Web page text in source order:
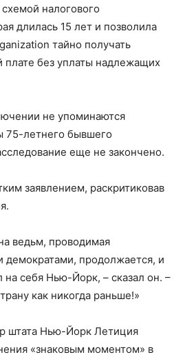
налогового
длилась 15 лет и позволила
тайно получать
плате без уплаты надлежащих
не упоминаются
75-летнего бывшего
еще не закончено.
заявлением, раскритиковав
ведьм, проводимая
продолжается, и
на себя Нью-Йорк, – сказал он. –
как никогда раньше!»
штата Нью-Йорк Летиция
«знаковым моментом» в